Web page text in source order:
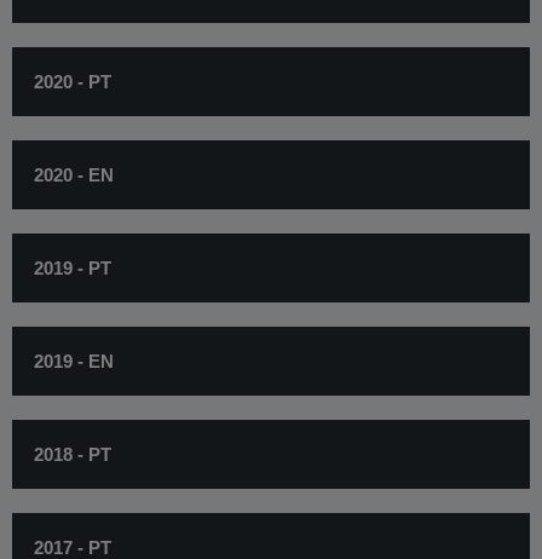
2020 - PT
2020 - EN
2019 - PT
2019 - EN
2018 - PT
2017 - PT